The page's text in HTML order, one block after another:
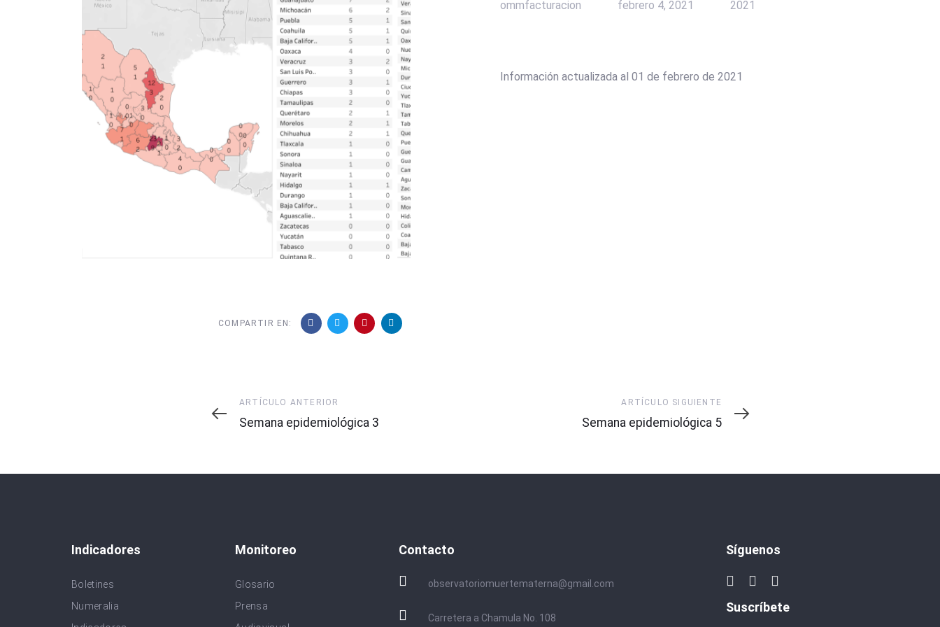
ommfacturacion febrero 4, 2021 2021
Información actualizada al 01 de febrero de 2021
COMPARTIR EN:
Artículo
Anterior
ARTÍCULO ANTERIOR
Semana epidemiológica 3
Artículo
Siguiente
ARTÍCULO SIGUIENTE
Semana epidemiológica 5
Indicadores
Boletines
Numeralia
Monitoreo
Glosario
Prensa
Contacto
observatoriomuertematerna@gmail.com
Carretera a Chamula No. 108
Síguenos
Suscríbete